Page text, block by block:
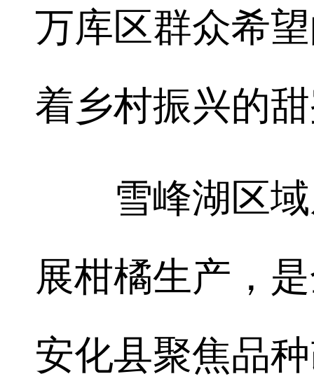
万库区群众希
着乡村振兴的
雪峰湖区域
展柑橘生产，
安化县聚焦品